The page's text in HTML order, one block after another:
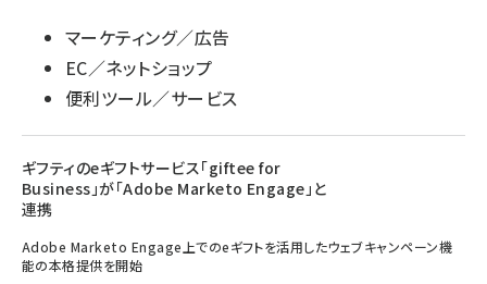
マーケティング／広告
EC／ネットショップ
便利ツール／サービス
ギフティのeギフトサービス「giftee for
Business」が「Adobe Marketo Engage」と
連携
Adobe Marketo Engage上でのeギフトを活用したウェブキャンペーン機
能の本格提供を開始